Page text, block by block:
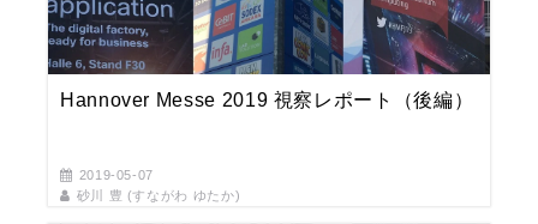
Hannover Messe 2019 視察レポート（後編）
2019-05-07
砂川 豊 (すながわ ゆたか)